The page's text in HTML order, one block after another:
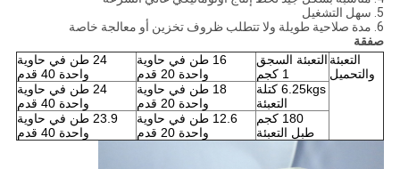
5. سهل التشغيل
6. مدة صلاحية طويلة ولا تتطلب ظروف تخزين أو معالجة خاصة
صفقة
التعبئة
والتحميل
التعبئة السجق
1 كجم
16 طن في حاوية
واحدة 20 قدم
24 طن في حاوية
واحدة 40 قدم
6.25kgs كتلة
التعبئة
18 طن في حاوية
واحدة 20 قدم
24 طن في حاوية
واحدة 40 قدم
180 كجم
طبل التعبئة
12.6 طن في حاوية
واحدة 20 قدم
23.9 طن في حاوية
واحدة 40 قدم